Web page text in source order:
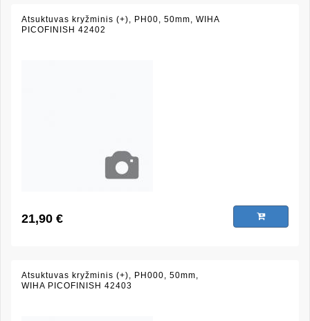
Atsuktuvas kryžminis (+), PH00, 50mm, WIHA
PICOFINISH 42402
21,90 €
Atsuktuvas kryžminis (+), PH000, 50mm,
WIHA PICOFINISH 42403